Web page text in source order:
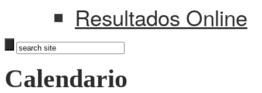
Resultados Online
Calendario